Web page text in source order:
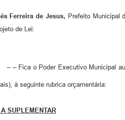
Ferreira de Jesus, Prefeito Municipal
de Lei:
– – Fica o Poder Executivo Municipal
à seguinte rubrica orçamentária:
A SUPLEMENTAR